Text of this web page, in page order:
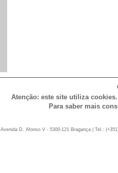
Atenção: este site utiliza
Para saber mais
Avenida D. Afonso V - 5300-121 Bragança | Tel.: